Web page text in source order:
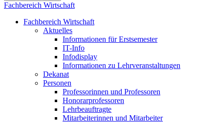
Fachbereich Wirtschaft
Fachbereich Wirtschaft
Aktuelles
Informationen für Erstsemester
IT-Info
Infodisplay
Informationen zu Lehrveranstaltungen
Dekanat
Personen
Professorinnen und Professoren
Honorarprofessoren
Lehrbeauftragte
Mitarbeiterinnen und Mitarbeiter